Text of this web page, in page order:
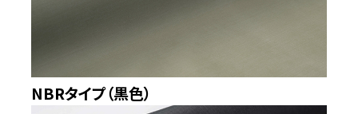
NBRタイプ（黒色）